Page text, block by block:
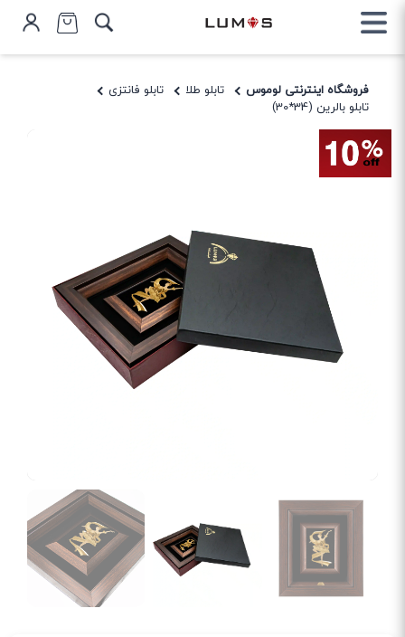
فروشگاه اینترنتی لوموس تابلو طلا
تابلو فانتزی
تابلو بالرین (34*30)